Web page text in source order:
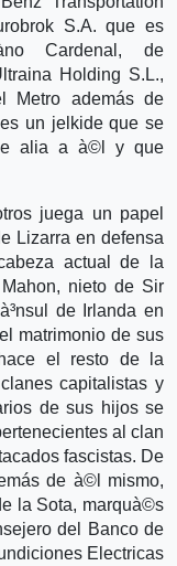
S.A. que es
Cardenal, de
Holding S.L.,
Metro además de
un jelkide que se
alia a à©l y que
juega un papel
Lizarra en defensa
actual de la
nieto de Sir
de Irlanda en
matrimonio de sus
el resto de la
capitalistas y
de sus hijos se
al clan
fascistas. De
de à©l mismo,
la Sota, marquà©s
del Banco de
Electricas